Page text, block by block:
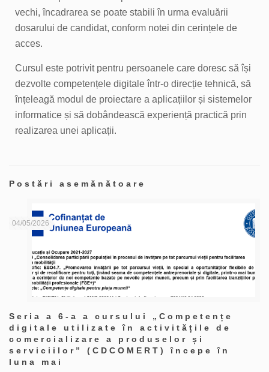
vechi, încadrarea se poate stabili în urma evaluării
dosarului de candidat, conform notei din cerințele de
acces.
Cursul este potrivit pentru persoanele care doresc să își
dezvolte competențele digitale într-o direcție tehnică, să
înțeleagă modul de proiectare a aplicațiilor și sistemelor
informatice și să dobândească experiență practică prin
realizarea unei aplicații.
Postări asemănătoare
04/05/2026
Seria a 6-a a cursului „Competențe
digitale utilizate în activitățile de
comercializare a produselor și
serviciilor” (CDCOMERT) începe în
luna mai